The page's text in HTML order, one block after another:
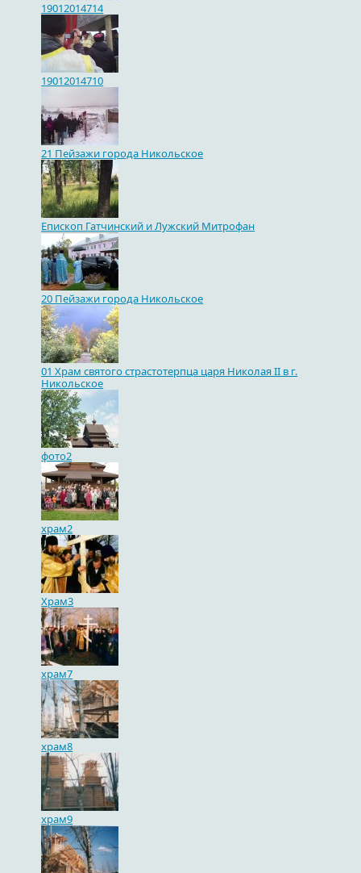
19012014714
19012014710
21 Пейзажи города Никольское
Епископ Гатчинский и Лужский Митрофан
20 Пейзажи города Никольское
01 Храм святого страстотерпца царя Николая II в г.
Никольское
фото2
храм2
Храм3
храм7
храм8
храм9